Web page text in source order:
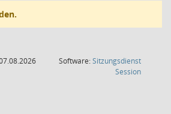
Software:Sitzungsdienst
Session(Wird in